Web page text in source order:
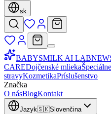
sk
BABYSMILK AI LABNEW
CAREDojčenské mlieka
stravyKozmetikaPríslušenstvo
Značka
O násBlogKontakt
Jazyk🇸🇰Slovenčina